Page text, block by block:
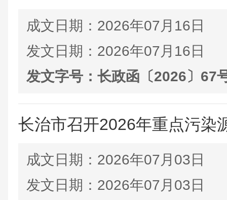
成文日期： 2026年07月16日
发文日期： 2026年07月16日
发文字号： 长政函〔2026〕67
长治市召开2026年重点污染
成文日期： 2026年07月03日
发文日期： 2026年07月03日